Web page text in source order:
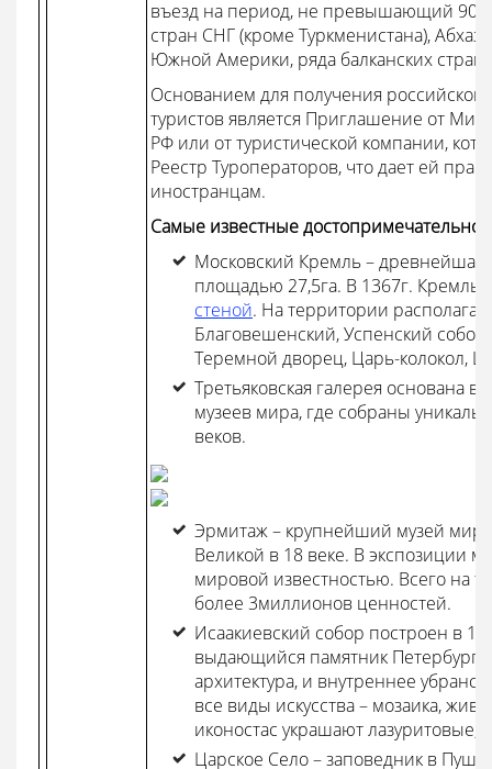
въезд на период, не превышающий 90
стран СНГ (кроме Туркменистана),
Южной Америки, ряда балканских стран.
Основанием для получения
туристов является Приглашение от
РФ или от туристической компании,
Реестр Туроператоров, что дает ей
иностранцам.
Самые известные
Московский Кремль – древнейшая
площадью 27,5га. В 1367г. Кремль
стеной. На территории
Благовешенский, Успенский
Теремной дворец, Царь-колокол,
Третьяковская галерея основана
музеев мира, где собраны
веков.
Эрмитаж – крупнейший музей
Великой в 18 веке. В экспозиции
мировой известностью. Всего на
более 3миллионов ценностей.
Исаакиевский собор построен в
выдающийся памятник
архитектура, и внутреннее
все виды искусства – мозаика,
иконостас украшают лазуритовые,
Царское Село – заповедник в